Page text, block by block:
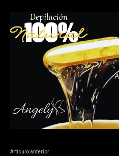
Artículo anterior